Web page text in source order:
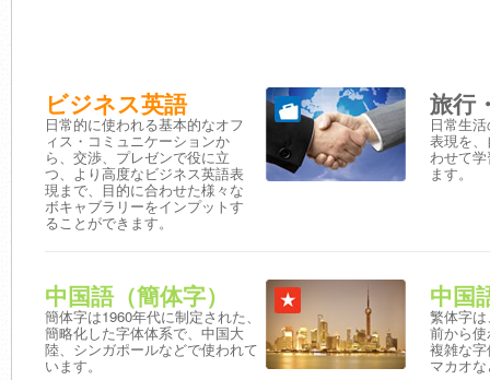
ビジネス英語
日常的に使われる基本的なオフ
ィス・コミュニケーションか
ら、交渉、プレゼンで役に立
つ、より高度なビジネス英語表
現まで、目的に合わせた様々な
ボキャブラリーをインプットす
ることができます。
旅行
日常生
表現を
わせて
ます。
中国語（簡体字）
簡体字は1960年代に制定された、
簡略化した字体体系で、中国大
陸、シンガポールなどで使われて
います。
中国
繁体字
前から
複雑な
マカオ